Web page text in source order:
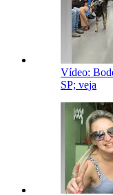
Vídeo:
SP; veja